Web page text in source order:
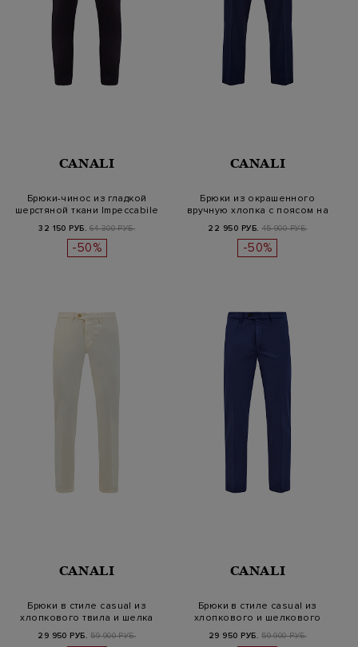
CANALI
Брюки-чинос из гладкой
шерстяной ткани Impeccabile
32 150 РУБ. 64 300 РУБ.
-50%
CANALI
Брюки из окрашенного
вручную хлопка с поясом на
кулиск…
22 950 РУБ. 45 900 РУБ.
-50%
CANALI
Брюки в стиле casual из
хлопкового твила и шелка
29 950 РУБ. 59 900 РУБ.
CANALI
Брюки в стиле casual из
хлопкового и шелкового
твила
29 950 РУБ. 59 900 РУБ.